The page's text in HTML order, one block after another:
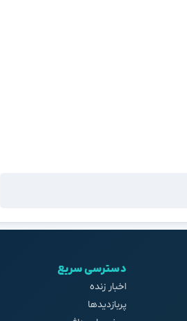
دسترسی سریع
اخبار زنده
پربازدیدها